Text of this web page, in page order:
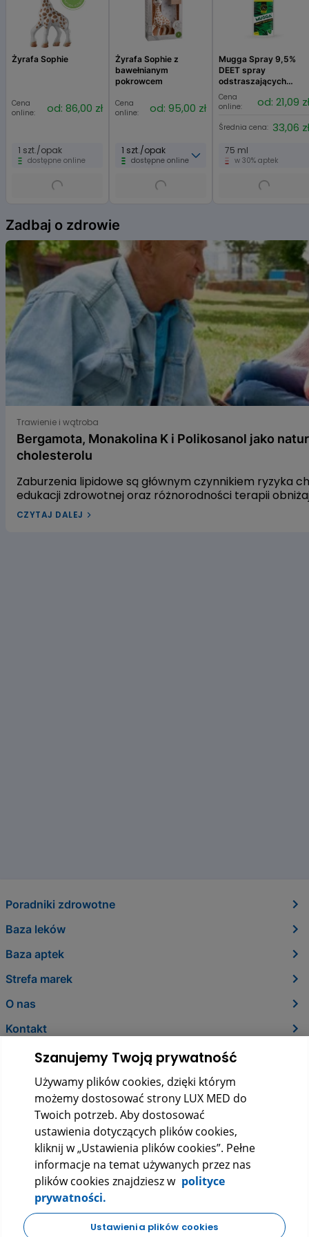
Żyrafa Sophie
Cena
online:
od: 86,00 zł
1 szt./opak
dostępne online
Żyrafa Sophie z
bawełnianym
pokrowcem
Cena
online:
od: 95,00 zł
1 szt./opak
dostępne online
Mugga Spray 9,5%
DEET spray
odstraszających
komary, kleszcze i
inne insekty
Cena
online:
od: 21,09 zł
Średnia cena: 33,06 zł
75 ml
w 30% aptek
1
of
6
Zadbaj o zdrowie
Trawienie i wątroba
Bergamota, Monakolina K i Polikosanol jako
cholesterolu
Zaburzenia lipidowe są głównym czynnikiem ryzyka
edukacji zdrowotnej oraz różnorodności terapii
leczenia dyslipidemii w Polsce pozostaje
dyslipidemią? W naszym artykule przyjrzymy się
CZYTAJ DALEJ
Poradniki zdrowotne
Baza leków
Baza aptek
Strefa marek
O nas
Kontakt
LUX MED Sp. z o.o.
ul. Szturmowa 2, 02-678 Warszawa
KRS: 0000265353
NIP: 5272523080
REGON: 140723603
Szanujemy Twoją prywatność
Używamy plików cookies, dzięki którym
możemy dostosować strony LUX MED do
Twoich potrzeb. Aby dostosować
ustawienia dotyczących plików cookies,
kliknij w „Ustawienia plików cookies”. Pełne
informacje na temat używanych przez nas
plików cookies znajdziesz w polityce
prywatności.
Ustawienia plików cookies